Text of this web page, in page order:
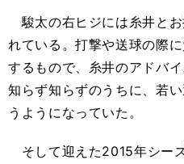
駿太の右ヒジには糸井と
れている。打撃や送球の際
するもので、糸井のアドバ
知らず知らずのうちに、若
うようになっていた。
そして迎えた2015年シー